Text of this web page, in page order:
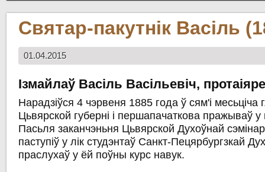
Святар-пакутнік Васіль
01.04.2015
Ізмайлаў Васіль Васільевіч,
Нарадзіўся 4 чэрвеня 1885 года ў сям'і месьціча
Цьвярской губерні і першапачаткова пражываў у
Пасьля заканчэньня Цьвярской Духоўнай
паступіў у лік студэнтаў Санкт-Пецярбургзкай
праслухаў у ёй поўны курс навук.